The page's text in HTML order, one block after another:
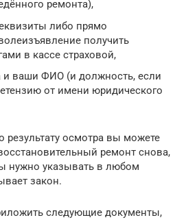
ремонта),
либо прямо
получить
в кассе страховой,
и ваши ФИО (и должность, если
от имени юридического
результату осмотра вы можете
ремонт снова,
нужно указывать в любом
закон.
следующие документы,